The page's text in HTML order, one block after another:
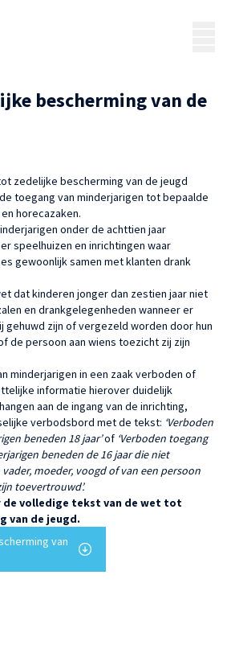
bescherming van de
zedelijke bescherming van de jeugd
toegang van minderjarigen tot bepaalde
horecazaken.
onder de achttien jaar
speelhuizen en inrichtingen waar
gewoonlijk samen met klanten drank
dat kinderen jonger dan zestien jaar niet
en drankgelegenheden wanneer er
gehuwd zijn of vergezeld worden door hun
de persoon aan wiens toezicht zij zijn
minderjarigen in een zaak verboden of
informatie hierover duidelijk
aan de ingang van de inrichting,
verbodsbord met de tekst: ‘Verboden
beneden 18 jaar’of ‘Verboden toegang
beneden de 16 jaar die niet
moeder, voogd of van een persoon
toevertrouwd’.
de volledige tekst van de wet tot
van de jeugd.
van